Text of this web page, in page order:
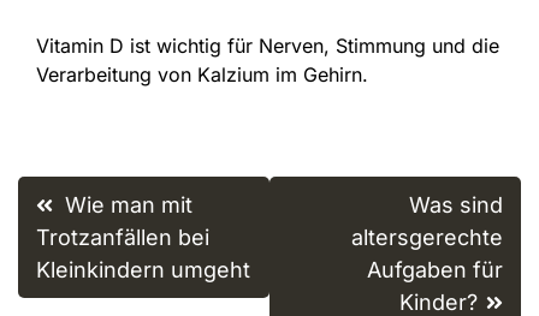
Vitamin D ist wichtig für Nerven, Stimmung und die
Verarbeitung von Kalzium im Gehirn.
Post
navigation
Wie man mit
Trotzanfällen bei
Kleinkindern umgeht
Was sind
altersgerechte
Aufgaben für
Kinder?